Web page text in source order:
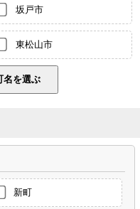
坂戸市
東松山市
新町